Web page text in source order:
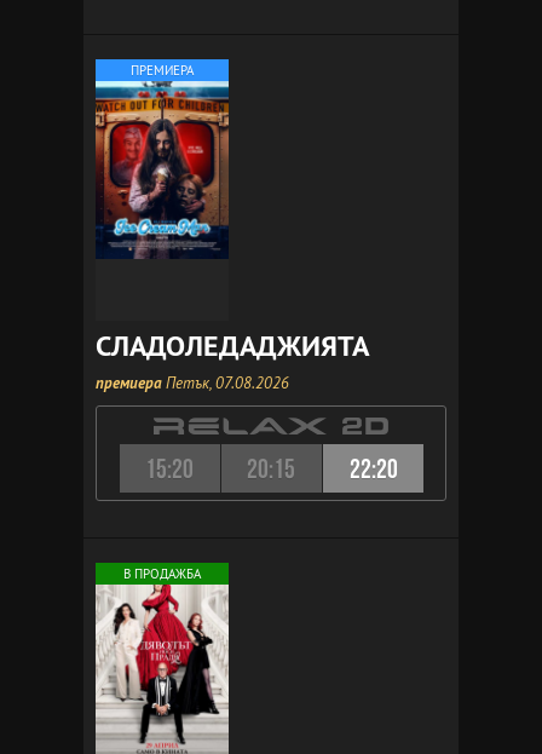
ПРЕМИЕРА
СЛАДОЛЕДАДЖИЯТА
премиераПетък, 07.08.2026
15:20 20:15 22:20
В ПРОДАЖБА